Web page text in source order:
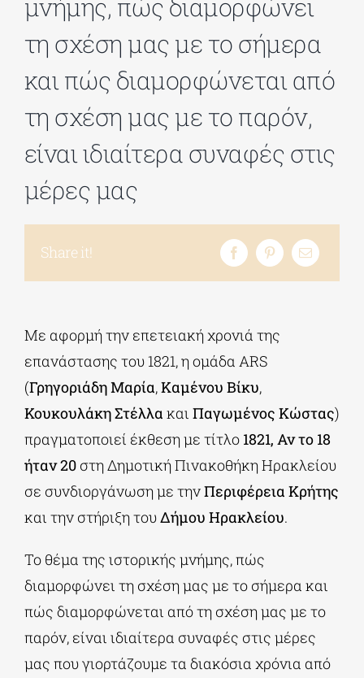
ΔΙΔΑΚΤΟΡΙΚΑ
ΠΟΛΙΤΙΣΤΙΚΟΙ ΦΟΡΕΙΣ
μνήμης, πώς διαμορφώνει
τη σχέση μας με το σήμερα
και πώς διαμορφώνεται από
τη σχέση μας με το παρόν,
είναι ιδιαίτερα συναφές στις
μέρες μας
Share it!
Με αφορμή την επετειακή χρονιά της
επανάστασης του 1821, η ομάδα ARS
(ΓρηγοριάδηΜαρία,Καμένου Βίκυ,
Κουκουλάκη Στέλλα και Παγωμένος Κώστας)
πραγματοποιεί έκθεση με τίτλο 1821, Αν το 18
ήταν 20 στη Δημοτική Πινακοθήκη Ηρακλείου
σε συνδιοργάνωση με τηνΠεριφέρεια Κρήτης
και την στήριξη τουΔήμου Ηρακλείου.
Το θέμα της ιστορικής μνήμης, πώς
διαμορφώνει τη σχέση μας με το σήμερα και
πώς διαμορφώνεται από τη σχέση μας με το
παρόν, είναι ιδιαίτερα συναφές στις μέρες
μας που γιορτάζουμε τα διακόσια χρόνια από